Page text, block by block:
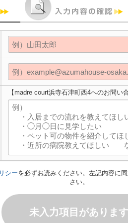
【madre court浜寺石津町西4へのお問い
シーを必ずお読みください。左記内容に
さい。
未入力項目があります